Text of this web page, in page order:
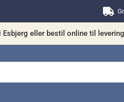
eller bestil online til